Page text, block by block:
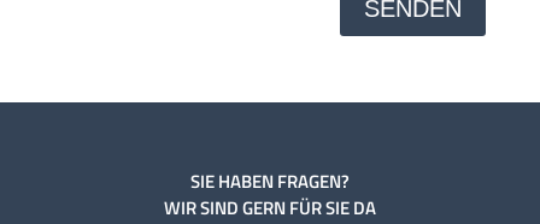
r
SIE HABEN FRAGEN?
WIR SIND GERN FÜR SIE DA